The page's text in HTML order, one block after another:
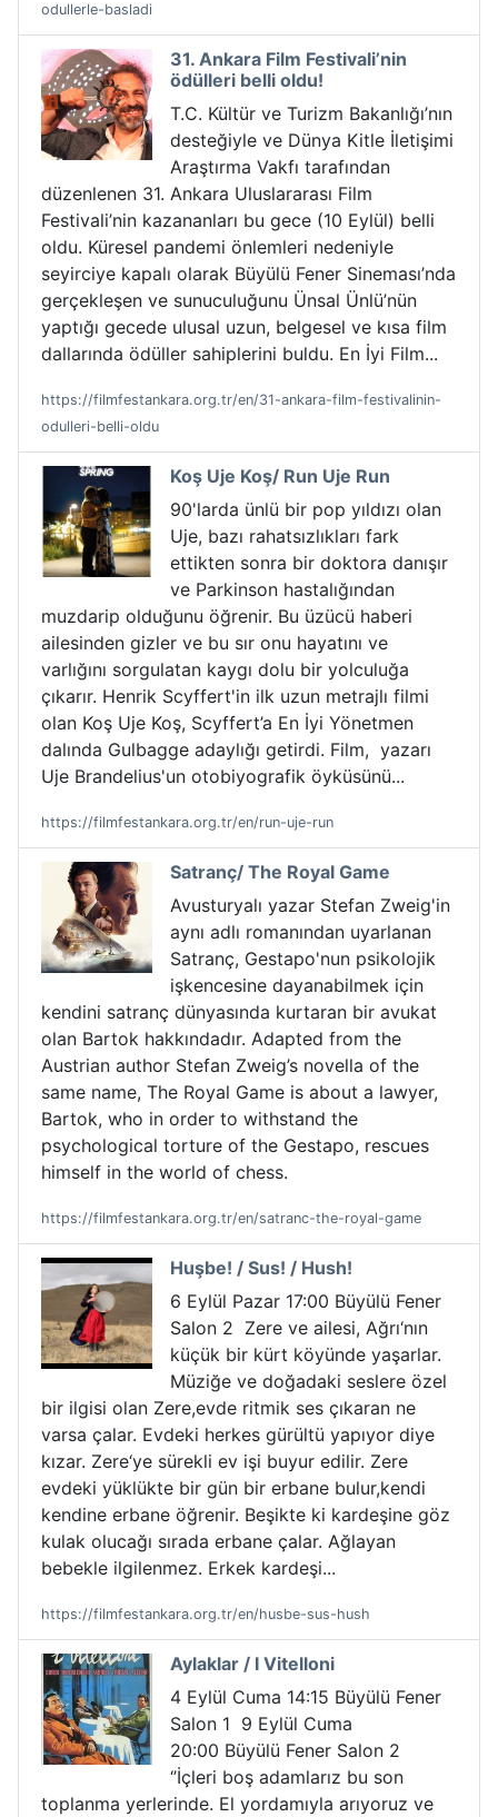
odullerle-basladi
31. Ankara Film Festivali’nin
ödülleri belli oldu!
T.C. Kültür ve Turizm Bakanlığı’nın
desteğiyle ve Dünya Kitle İletişimi
Araştırma Vakfı tarafından
düzenlenen 31. Ankara Uluslararası Film
Festivali’nin kazananları bu gece (10 Eylül) belli
oldu. Küresel pandemi önlemleri nedeniyle
seyirciye kapalı olarak Büyülü Fener Sineması’nda
gerçekleşen ve sunuculuğunu Ünsal Ünlü’nün
yaptığı gecede ulusal uzun, belgesel ve kısa film
dallarında ödüller sahiplerini buldu. En İyi Film...
https://filmfestankara.org.tr/en/31-ankara-film-festivalinin-
odulleri-belli-oldu
Koş Uje Koş/ Run Uje Run
90'larda ünlü bir pop yıldızı olan
Uje, bazı rahatsızlıkları fark
ettikten sonra bir doktora danışır
ve Parkinson hastalığından
muzdarip olduğunu öğrenir. Bu üzücü haberi
ailesinden gizler ve bu sır onu hayatını ve
varlığını sorgulatan kaygı dolu bir yolculuğa
çıkarır. Henrik Scyffert'in ilk uzun metrajlı filmi
olan Koş Uje Koş, Scyffert’a En İyi Yönetmen
dalında Gulbagge adaylığı getirdi. Film, yazarı
Uje Brandelius'un otobiyografik öyküsünü...
https://filmfestankara.org.tr/en/run-uje-run
Satranç/ The Royal Game
Avusturyalı yazar Stefan Zweig'in
aynı adlı romanından uyarlanan
Satranç, Gestapo'nun psikolojik
işkencesine dayanabilmek için
kendini satranç dünyasında kurtaran bir avukat
olan Bartok hakkındadır. Adapted from the
Austrian author Stefan Zweig’s novella of the
same name, The Royal Game is about a lawyer,
Bartok, who in order to withstand the
psychological torture of the Gestapo, rescues
himself in the world of chess.
https://filmfestankara.org.tr/en/satranc-the-royal-game
Huşbe! / Sus! / Hush!
6 Eylül Pazar 17:00 Büyülü Fener
Salon 2 Zere ve ailesi, Ağrı‘nın
küçük bir kürt köyünde yaşarlar.
Müziğe ve doğadaki seslere özel
bir ilgisi olan Zere,evde ritmik ses çıkaran ne
varsa çalar. Evdeki herkes gürültü yapıyor diye
kızar. Zere‘ye sürekli ev işi buyur edilir. Zere
evdeki yüklükte bir gün bir erbane bulur,kendi
kendine erbane öğrenir. Beşikte ki kardeşine göz
kulak olucağı sırada erbane çalar. Ağlayan
bebekle ilgilenmez. Erkek kardeşi...
https://filmfestankara.org.tr/en/husbe-sus-hush
Aylaklar / I Vitelloni
4 Eylül Cuma 14:15 Büyülü Fener
Salon 1 9 Eylül Cuma
20:00 Büyülü Fener Salon 2
‘’İçleri boş adamlarız bu son
toplanma yerlerinde. El yordamıyla arıyoruz ve